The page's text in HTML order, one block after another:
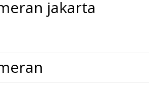
jakarta